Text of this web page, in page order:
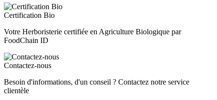
Certification Bio
Votre Herboristerie certifiée en Agriculture Biologique par
FoodChain ID
Contactez-nous
Besoin d'informations, d'un conseil ? Contactez notre service
clientèle